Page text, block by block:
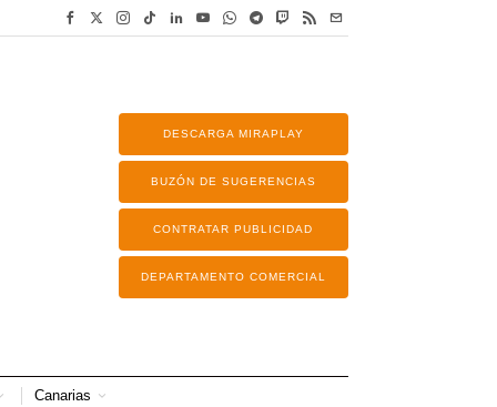
DESCARGA MIRAPLAY
BUZÓN DE SUGERENCIAS
CONTRATAR PUBLICIDAD
DEPARTAMENTO COMERCIAL
Canarias